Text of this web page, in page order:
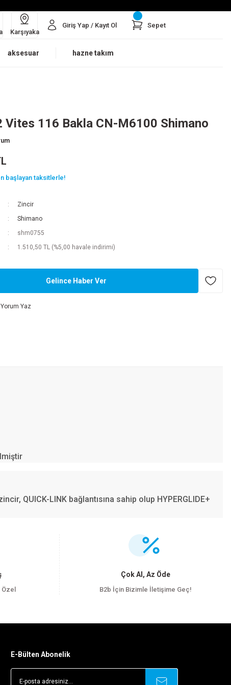
Karşıyaka
Giriş Yap / Kayıt Ol Sepet
aksesuar hazne takım
Vites 116 Bakla CN-M6100 Shimano
başlayan taksitlerle!
Zincir
Shimano
shm0755
1.510,50 TL (%5,00 havale indirimi)
Gelince Haber Ver
Yorum Yaz
QUICK-LINK bağlantısına sahip olup HYPERGLIDE+
Çok Al, Az Öde
B2b İçin Bizimle İletişime Geç!
E-Bülten Abonelik